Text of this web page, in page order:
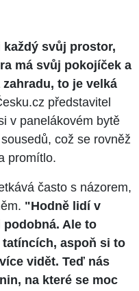
každý svůj prostor,
má svůj pokojíček a
to je velká
představitel
v panelákovém bytě
což se rovněž
promítlo.
často s názorem,
"Hodně lidí v
podobná. Ale to
tatíncích, aspoň si to
vidět. Teď nás
na které se moc